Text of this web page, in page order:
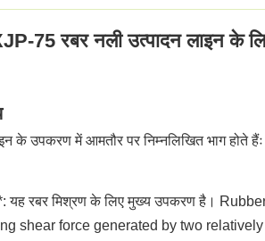
75 रबर नली उत्पादन लाइन के
के उपकरण में आमतौर पर निम्नलिखित भाग होते हैंः
यह रबर मिश्रण के लिए मुख्य उपकरण है।
shear force generated by two